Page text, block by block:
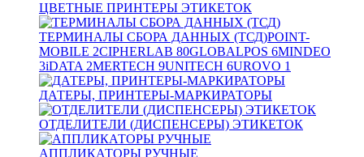
ЦВЕТНЫЕ ПРИНТЕРЫ ЭТИКЕТОК
ТЕРМИНАЛЫ СБОРА ДАННЫХ (ТСД)POINT-
MOBILE 2CIPHERLAB 80GLOBALPOS 6MINDEO
3iDATA 2MERTECH 9UNITECH 6UROVO 1
ДАТЕРЫ, ПРИНТЕРЫ-МАРКИРАТОРЫ
ОТДЕЛИТЕЛИ (ДИСПЕНСЕРЫ) ЭТИКЕТОК
АППЛИКАТОРЫ РУЧНЫЕ